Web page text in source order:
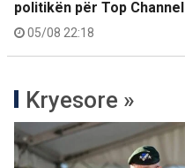
politikën për Top Channel
05/08 22:18
Kryesore »